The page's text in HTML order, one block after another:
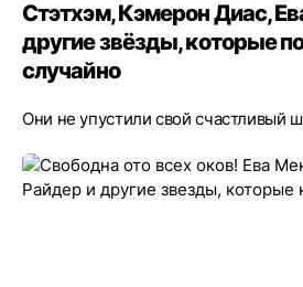
Стэтхэм, Кэмерон Диас,
другие звёзды, которые
случайно
Они не упустили свой счастливый